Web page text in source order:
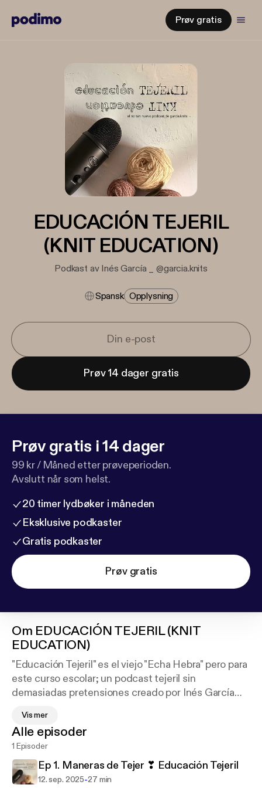
Prøv gratis
EDUCACIÓN TEJERIL
(KNIT EDUCATION)
Podkast av Inés García _ @garcia.knits
Spansk Opplysning
Prøv 14 dager gratis
Prøv gratis i 14 dager
99 kr / Måned etter prøveperioden.
Avslutt når som helst.
20 timer lydbøker i måneden
Eksklusive podkaster
Gratis podkaster
Prøv gratis
Om EDUCACIÓN TEJERIL (KNIT
EDUCATION)
"Educación Tejeril" es el viejo "Echa Hebra" pero para
este curso escolar; un podcast tejeril sin
demasiadas pretensiones creado por Inés García
¿Te gusta el Podcast?
¿Te apetece contribuir? Te dejo enlaces:
Invítame a un café en Ko-Fi:
Vis mer
Alle episoder
1 Episoder
Ep 1. Maneras de Tejer ❣ Educación Tejeril
12. sep. 2025-27 min